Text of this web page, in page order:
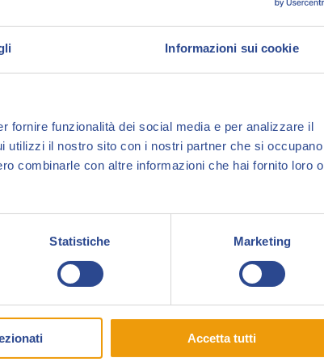
Informazioni sui cookie
fornire funzionalità dei social media e per analizzare il
utilizzi il nostro sito con i nostri partner che si occupano
combinarle con altre informazioni che hai fornito loro o
Statistiche Marketing
Accetta tutti